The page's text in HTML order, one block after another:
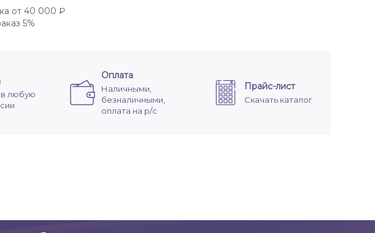
от 40 000 ₽
5%
в любую
Оплата
Наличными,
безналичными,
оплата на р/с
Прайс-лист
Скачать каталог